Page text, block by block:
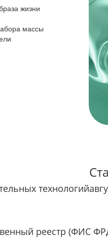
жизни
массы
технологий
реестр (ФИС